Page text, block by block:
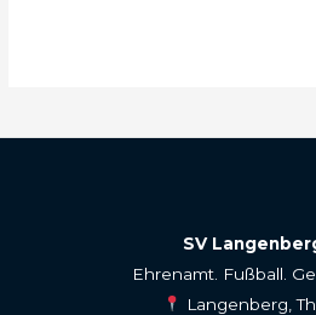
SV
Ehrenamt. Fußball.
Langenberg,